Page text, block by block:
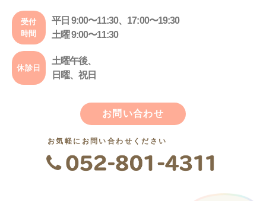
受付
時間
平日 9:00〜11:30、17:00〜19:30
土曜 9:00〜11:30
休診日
土曜午後、
日曜、祝日
お問い合わせ
お気軽にお問い合わせください